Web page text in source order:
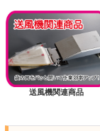
送風機関連商品